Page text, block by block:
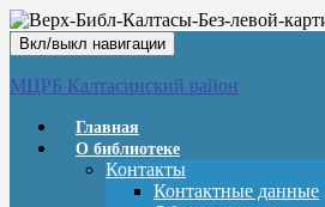
Вкл/выкл навигации
МЦРБ Калтасинский район
Главная
О библиотеке
Контакты
Контактные данные